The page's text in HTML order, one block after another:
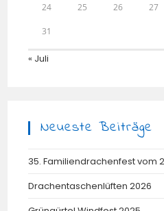
24 25 26 27
31
« Juli
Neueste Beiträge
35. Familiendrachenfest vom
Drachentaschenlüften 2026